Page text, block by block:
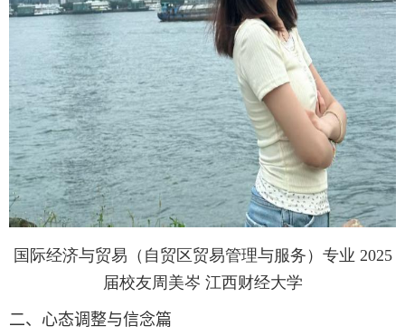
国际经济与贸易（自贸区贸易管理与服务）专业 2025
届校友周美岑 江西财经大学
二、心态调整与信念篇